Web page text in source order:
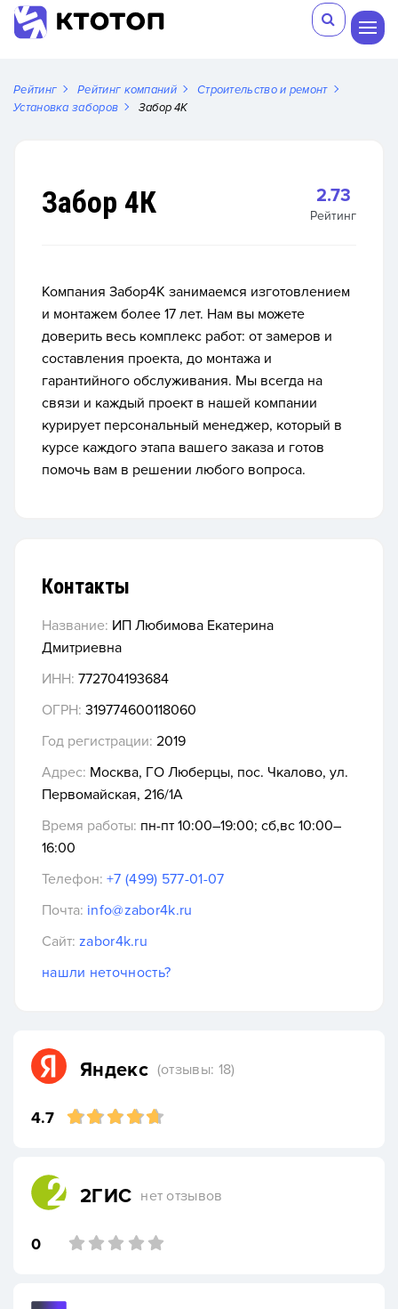
Рейтинг Рейтинг компаний
Строительство и ремонт
Установка заборов
Забор 4К
Забор 4К 2.73
Рейтинг
Компания Забор4К занимаемся изготовлением
и монтажем более 17 лет. Нам вы можете
доверить весь комплекс работ: от замеров и
составления проекта, до монтажа и
гарантийного обслуживания. Мы всегда на
связи и каждый проект в нашей компании
курирует персональный менеджер, который в
курсе каждого этапа вашего заказа и готов
помочь вам в решении любого вопроса.
Контакты
Название: ИП Любимова Екатерина
Дмитриевна
ИНН: 772704193684
ОГРН: 319774600118060
Год регистрации: 2019
Адрес: Москва, ГО Люберцы, пос. Чкалово, ул.
Первомайская, 216/1А
Время работы: пн-пт 10:00–19:00; сб,вс 10:00–
16:00
Телефон: +7 (499) 577-01-07
Почта: info@zabor4k.ru
Сайт: zabor4k.ru
нашли неточность?
Яндекс (отзывы: 18)
4.7
2ГИС нет отзывов
0